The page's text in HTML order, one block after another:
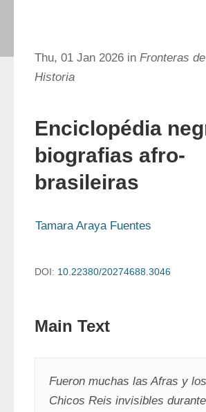
Thu, 01 Jan 2026 in Fronteras
Historia
Enciclopédia
biografias afro-
brasileiras
Tamara Araya Fuentes
DOI: 10.22380/20274688.3046
Main Text
Fueron muchas las Afras y los
Chicos Reis invisibles durante